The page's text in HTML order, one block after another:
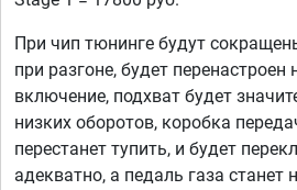
При чип тюнинге будут
при разгоне, будет
включение, подхват будет
низких оборотов, коробка
перестанет тупить, и будет
адекватно, а педаль газа станет